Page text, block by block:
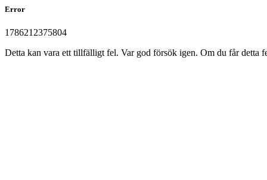
Error
1786212375804
Detta kan vara ett tillfälligt fel. Var god försök igen. Om du får detta